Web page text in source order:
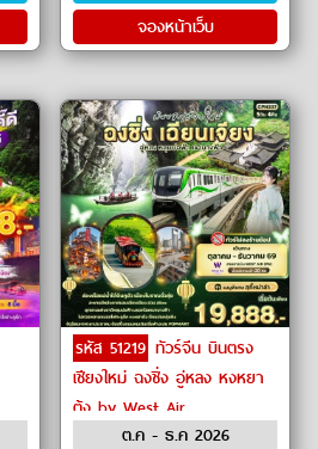
จองหน้าเว็บ
รหัส 51219 ทัวร์จีน บินตรง
เชียงใหม่ ฉงชิ่ง อู่หลง หงหยา
ต้ง by West Air
ต.ค - ธ.ค 2026